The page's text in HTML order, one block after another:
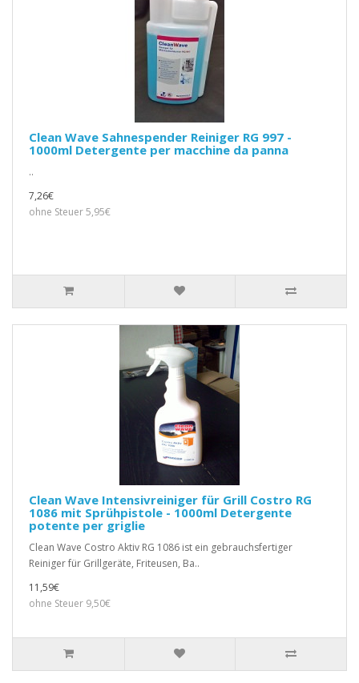
Clean Wave Sahnespender Reiniger RG 997 -
1000ml Detergente per macchine da panna
..
7,26€
ohne Steuer 5,95€
Clean Wave Intensivreiniger für Grill Costro RG
1086 mit Sprühpistole - 1000ml Detergente
potente per griglie
Clean Wave Costro Aktiv RG 1086 ist ein gebrauchsfertiger
Reiniger für Grillgeräte, Friteusen, Ba..
11,59€
ohne Steuer 9,50€